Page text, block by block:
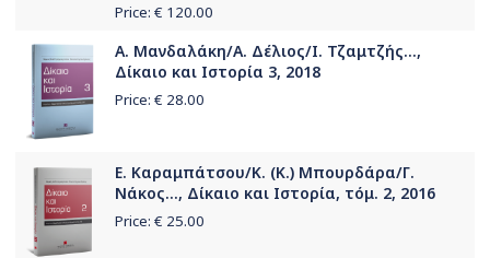
Price: € 120.00
Α. Μανδαλάκη/Α. Δέλιος/Ι. Τζαμτζής...,
Δίκαιο και Ιστορία 3, 2018
Price: € 28.00
Ε. Καραμπάτσου/Κ. (Κ.) Μπουρδάρα/Γ.
Νάκος..., Δίκαιο και Ιστορία, τόμ. 2, 2016
Price: € 25.00